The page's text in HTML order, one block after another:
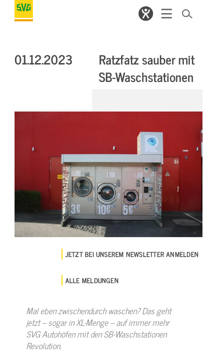
01.12.2023
Ratzfatz sauber mit
SB-Waschstationen
JETZT BEI UNSEREM NEWSLETTER ANMELDEN
ALLE MELDUNGEN
Mal eben zwischendurch waschen? Das geht
jetzt – sogar in XL-Menge – auf immer mehr
SVG Autohöfen mit den SB-Waschstationen
Revolution.